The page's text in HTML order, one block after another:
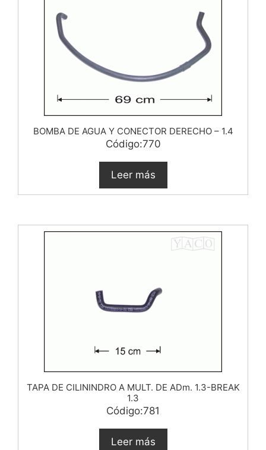
BOMBA DE AGUA Y CONECTOR DERECHO – 1.4
Código:770
Leer más
TAPA DE CILININDRO A MULT. DE ADm. 1.3-BREAK
1.3
Código:781
Leer más